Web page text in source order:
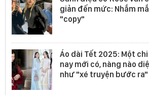
giản đến mức: Nhắm
"copy"
Áo dài Tết 2025: Một
nay mới có, nàng nào
như "xé truyện bước ra"